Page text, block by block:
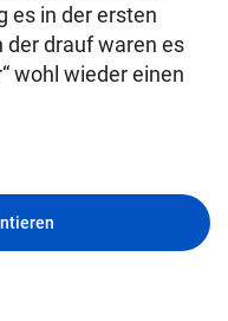
es in der ersten
der drauf waren es
wohl wieder einen